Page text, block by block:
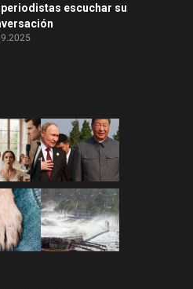
periodistas escuchar su